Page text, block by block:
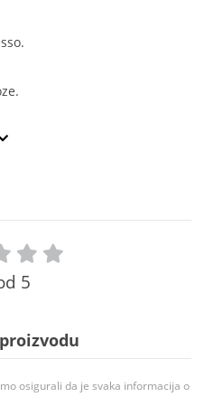
5
osigurali da je svaka informacija o